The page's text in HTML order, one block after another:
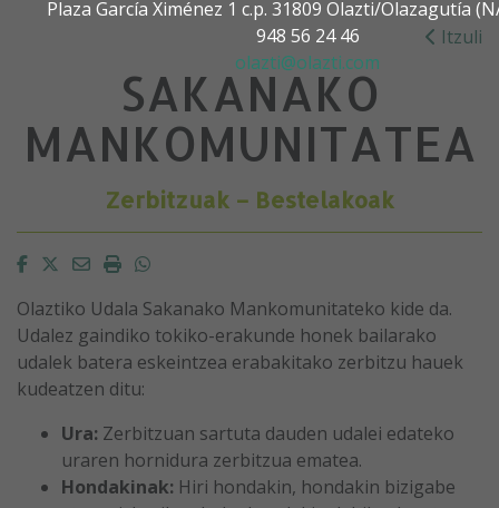
Plaza García Ximénez 1 c.p. 31809 Olazti/Olazagutía
948 56 24 46
olazti@olazti.com
Itzuli
SAKANAKO
MANKOMUNITATEA
Zerbitzuak – Bestelakoak
Facebook
Twitter
EmailImprimirWhatsapp
Olaztiko Udala Sakanako Mankomunitateko kide da.
Udalez gaindiko tokiko-erakunde honek bailarako
udalek batera eskeintzea erabakitako zerbitzu hauek
kudeatzen ditu:
Ura: Zerbitzuan sartuta dauden udalei edateko
uraren hornidura zerbitzua ematea.
Hondakinak: Hiri hondakin, hondakin bizigabe